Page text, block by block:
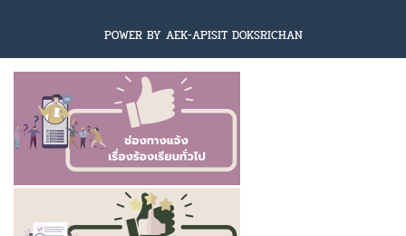
POWER BY AEK-APISIT DOKSRICHAN